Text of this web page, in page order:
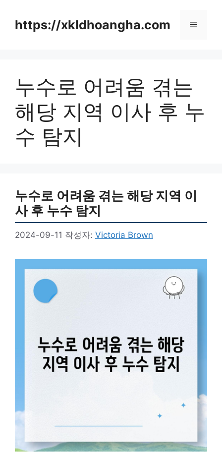
https://xkldhoangha.com 메
누수로 어려움 겪는
해당 지역 이사 후 누
수 탐지
누수로 어려움 겪는 해당 지역 이
사 후 누수 탐지
2024-09-11 작성자: Victoria Brown